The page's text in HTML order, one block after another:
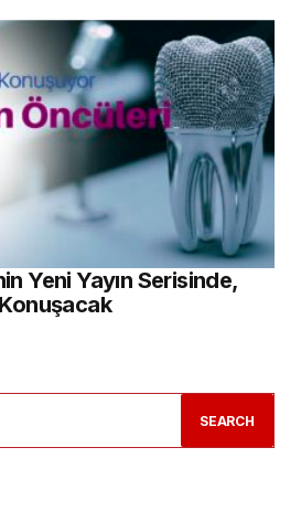
Yeni Yayın Serisinde,
SEARCH